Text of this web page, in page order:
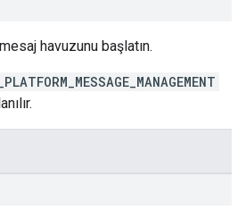
havuzunu başlatın.